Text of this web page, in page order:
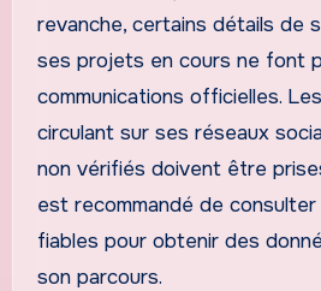
revanche, certains détails de
ses projets en cours ne font
communications officielles.
circulant sur ses réseaux
non vérifiés doivent être
est recommandé de
fiables pour obtenir des
son parcours.